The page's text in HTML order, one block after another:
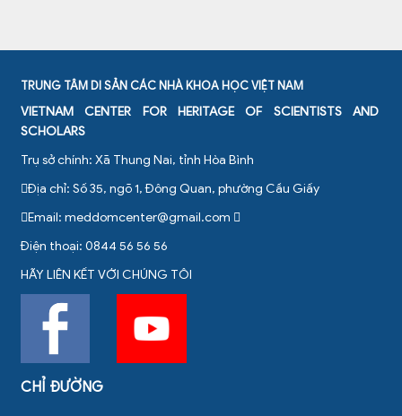
TRUNG TÂM DI SẢN CÁC NHÀ KHOA HỌC VIỆT NAM
VIETNAM CENTER FOR HERITAGE OF SCIENTISTS AND
SCHOLARS
Trụ sở chính: Xã Thung Nai, tỉnh Hòa Bình
Địa chỉ: Số 35, ngõ 1, Đông Quan, phường Cầu Giấy
Email: meddomcenter@gmail.com
Điện thoại: 0844 56 56 56
HÃY LIÊN KẾT VỚI CHÚNG TÔI
CHỈ ĐƯỜNG